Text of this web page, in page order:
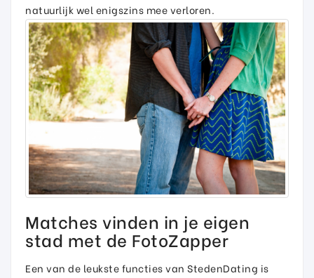
natuurlijk wel enigszins mee verloren.
Matches vinden in je eigen
stad met de FotoZapper
Een van de leukste functies van StedenDating is